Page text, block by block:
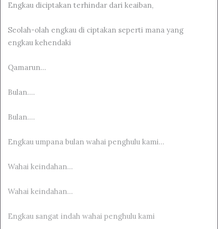
Engkau diciptakan terhindar dari keaiban,
Seolah-olah engkau di ciptakan seperti mana yang
engkau kehendaki
Qamarun…
Bulan….
Bulan….
Engkau umpana bulan wahai penghulu kami…
Wahai keindahan…
Wahai keindahan…
Engkau sangat indah wahai penghulu kami